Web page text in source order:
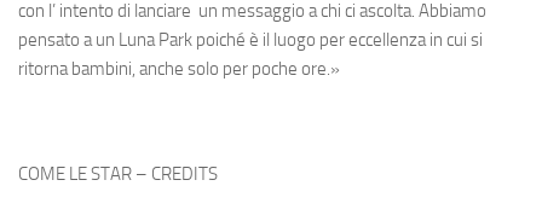
con l’ intento di lanciare un messaggio a chi ci ascolta. Abbiamo
pensato a un Luna Park poiché è il luogo per eccellenza in cui si
ritorna bambini, anche solo per poche ore.»
COME LE STAR – CREDITS